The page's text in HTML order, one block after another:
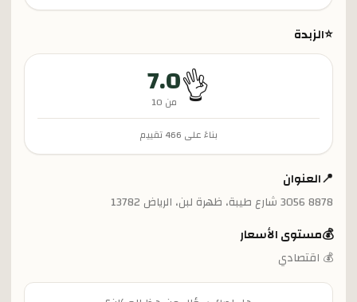
⭐الزبدة
👌
7.0
من 10
بناءً على 466تقييم
📍العنوان
8878 3056 شارع طيبة، ظهرة لبن، الرياض 13782
💰مستوى الأسعار
💰 اقتصادي